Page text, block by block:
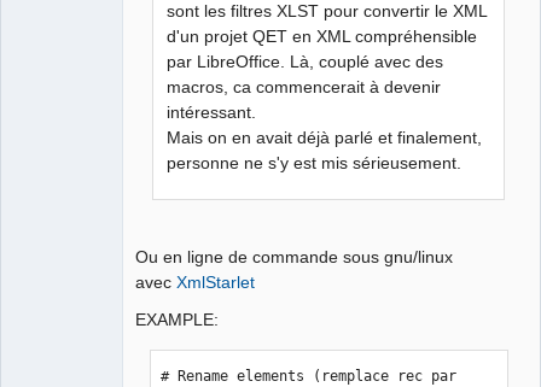
sont les filtres XLST pour convertir le XML
d'un projet QET en XML compréhensible
par LibreOffice. Là, couplé avec des
macros, ca commencerait à devenir
intéressant.
Mais on en avait déjà parlé et finalement,
personne ne s'y est mis sérieusement.
Ou en ligne de commande sous gnu/linux
avec XmlStarlet
EXAMPLE:
# Rename elements (remplace rec par